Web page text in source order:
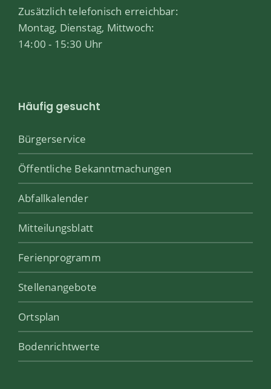
Zusätzlich telefonisch erreichbar:
Montag, Dienstag, Mittwoch:
14:00 - 15:30 Uhr
Häufig gesucht
Bürgerservice
Öffentliche Bekanntmachungen
Abfallkalender
Mitteilungsblatt
Ferienprogramm
Stellenangebote
Ortsplan
Bodenrichtwerte